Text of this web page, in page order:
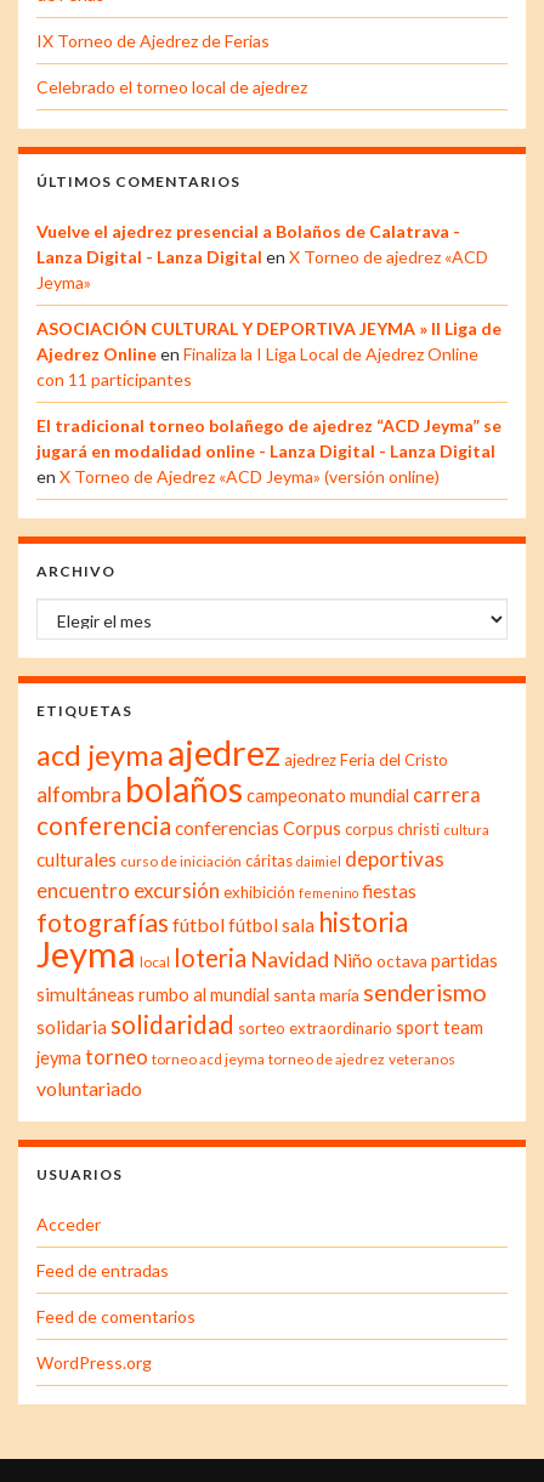
IX Torneo de Ajedrez de Ferias
Celebrado el torneo local de ajedrez
ÚLTIMOS COMENTARIOS
Vuelve el ajedrez presencial a Bolaños de Calatrava -
Lanza Digital - Lanza Digital en X Torneo de ajedrez «ACD
Jeyma»
ASOCIACIÓN CULTURAL Y DEPORTIVA JEYMA » II Liga de
Ajedrez Onlineen Finaliza la I Liga Local de Ajedrez Online
con 11 participantes
El tradicional torneo bolañego de ajedrez “ACD Jeyma” se
jugará en modalidad online - Lanza Digital - Lanza Digital
en X Torneo de Ajedrez «ACD Jeyma» (versión online)
ARCHIVO
Archivo
ETIQUETAS
acd jeymaajedrez ajedrez Feria del Cristo
alfombra bolaños campeonato mundial carrera
conferencia conferencias Corpus corpus christi cultura
culturales curso de iniciación cáritas daimiel deportivas
encuentro excursión exhibición femenino fiestas
fotografías fútbolfútbol sala historia
Jeyma local loteria Navidad Niño octava partidas
simultáneas rumbo al mundial santa maría senderismo
solidaria solidaridad sorteo extraordinario sport team
jeyma torneo torneo acd jeyma torneo de ajedrez veteranos
voluntariado
USUARIOS
Acceder
Feed de entradas
Feed de comentarios
WordPress.org